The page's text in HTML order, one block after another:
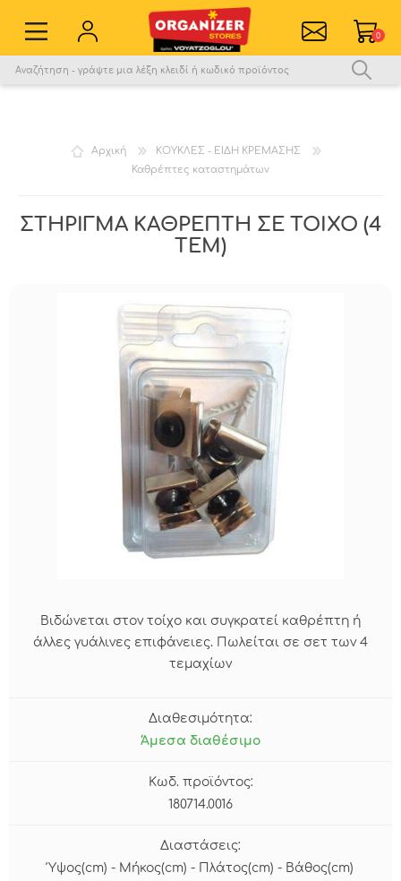
0
Αγαπημένα
Αρχική
ΚΟΥΚΛΕΣ - ΕΙΔΗ ΚΡΕΜΑΣΗΣ
Καθρέπτες καταστημάτων
ΣΤΗΡΙΓΜΑ ΚΑΘΡΕΠΤΗ ΣΕ ΤΟΙΧΟ (4
ΤΕΜ)
Βιδώνεται στον τοίχο και συγκρατεί καθρέπτη ή
άλλες γυάλινες επιφάνειες. Πωλείται σε σετ των 4
τεμαχίων
Διαθεσιμότητα:
Άμεσα διαθέσιμο
Κωδ. προϊόντος:
180714.0016
Διαστάσεις:
Ύψος(cm) - Μήκος(cm) - Πλάτος(cm) - Βάθος(cm)